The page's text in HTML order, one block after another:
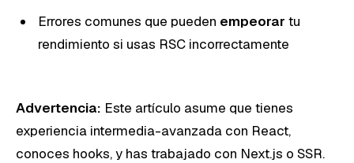
Errores comunes que pueden empeorar tu
rendimiento si usas RSC incorrectamente
Advertencia: Este artículo asume que tienes
experiencia intermedia-avanzada con React,
conoces hooks, y has trabajado con Next.js o SSR.